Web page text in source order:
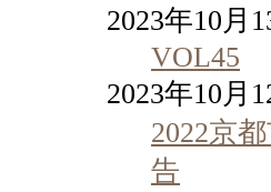
2023年10月
VOL45
2023年10月
2022京
告